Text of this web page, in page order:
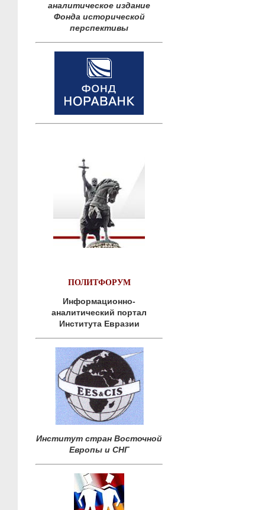
аналитическое издание
Фонда исторической
перспективы
ПОЛИТФОРУМ
Информационно-
аналитический портал
Института Евразии
Институт стран Восточной
Европы и СНГ